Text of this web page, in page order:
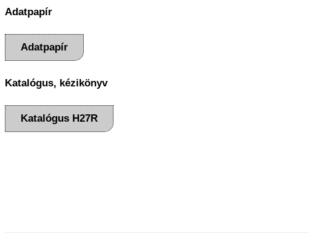
Adatpapír
Adatpapír
Katalógus, kézikönyv
Katalógus H27R